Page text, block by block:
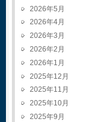
2026年5月
2026年4月
2026年3月
2026年2月
2026年1月
2025年12月
2025年11月
2025年10月
2025年9月